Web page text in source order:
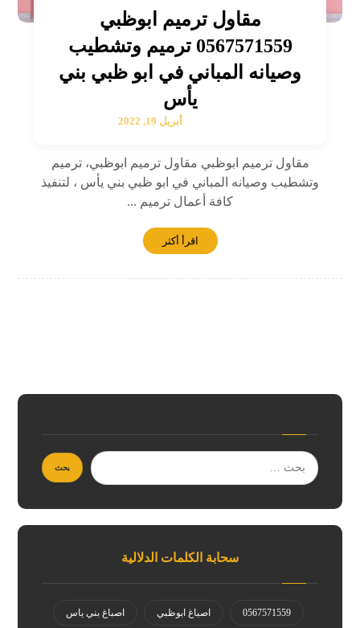
مقاول ترميم ابوظبي
0567571559 ترميم وتشطيب
وصيانه المباني في ابو ظبي بني
يأس
أبريل 19, 2022
مقاول ترميم ابوظبي مقاول ترميم ابوظبي، ترميم
وتشطيب وصيانه المباني في ابو ظبي بني يأس ، لتنفيذ
كافة أعمال ترميم ...
اقرأ أكثر
سحابة الكلمات الدلالية
0567571559 اصباغ ابوظبي اصباغ بني ياس